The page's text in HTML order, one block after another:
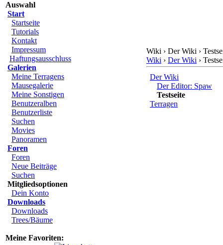
Auswahl
Start
Startseite
Tutorials
Kontakt
Impressum
Haftungsausschluss
Galerien
Meine Terragens
Mausegalerie
Meine Sonstigen
Benutzeralben
Benutzerliste
Suchen
Movies
Panoramen
Foren
Foren
Neue Beiträge
Suchen
Mitgliedsoptionen
Dein Konto
Downloads
Downloads
Trees/Bäume
Meine Favoriten:
Wiki › Der Wiki ›
Wiki › Der Wiki ›
Der Wiki
Der Editor: Spaw
Testseite
Terragen